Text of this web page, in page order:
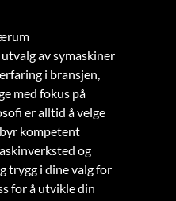
av symaskiner
i bransjen,
med fokus på
er alltid å velge
kompetent
og
trygg i dine valg for
for å utvikle din